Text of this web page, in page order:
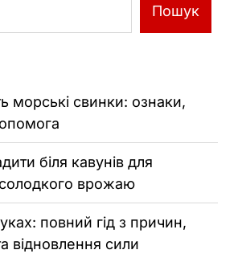
Пошук
морські свинки: ознаки,
біля кавунів для
солодкого врожаю
повний гід з причин,
відновлення сили